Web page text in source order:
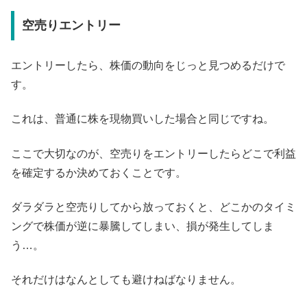
空売りエントリー
エントリーしたら、株価の動向をじっと見つめるだけで
す。
これは、普通に株を現物買いした場合と同じですね。
ここで大切なのが、空売りをエントリーしたらどこで利益
を確定するか決めておくことです。
ダラダラと空売りしてから放っておくと、どこかのタイミ
ングで株価が逆に暴騰してしまい、損が発生してしま
う…。
それだけはなんとしても避けねばなりません。